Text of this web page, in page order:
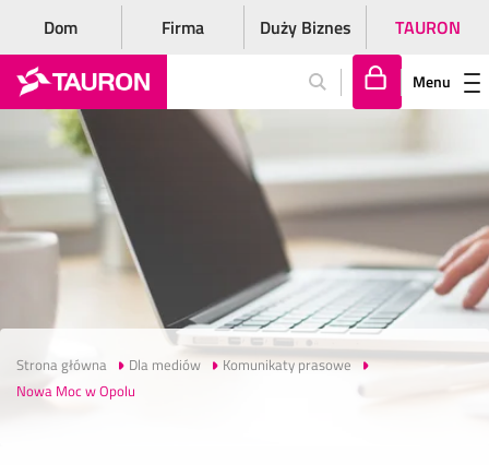
Dom Firma Duży Biznes TAURON
lo
gu
j
si
ę
Menu
Strona główna Dla mediów
Komunikaty prasowe
Nowa Moc w Opolu